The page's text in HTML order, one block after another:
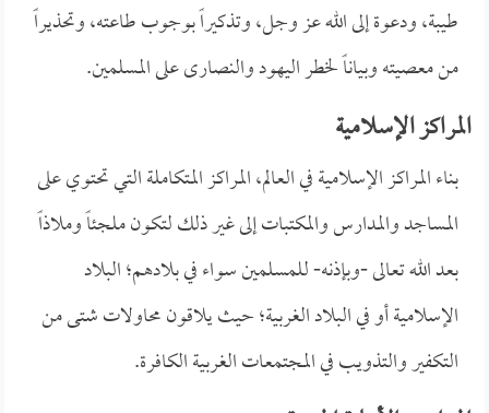
طيبة، ودعوة إلى الله عز وجل، وتذكيراً بوجوب طاعته، وتحذيراً
من معصيته وبياناً لخطر اليهود والنصارى على المسلمين.
المراكز الإسلامية
بناء المراكز الإسلامية في العالم، المراكز المتكاملة التي تحتوي على
المساجد والمدارس والمكتبات إلى غير ذلك لتكون ملجئاً وملاذاً
بعد الله تعالى -وبإذنه- للمسلمين سواء في بلادهم؛ البلاد
الإسلامية أو في البلاد الغربية؛ حيث يلاقون محاولات شتى من
التكفير والتذويب في المجتمعات الغربية الكافرة.